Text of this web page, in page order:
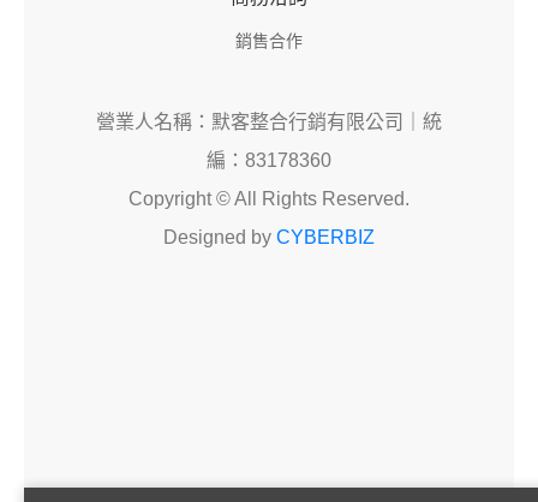
銷售合作
營業人名稱：默客整合行銷有限公司｜統
編：83178360
Copyright © All Rights Reserved.
Designed by CYBERBIZ